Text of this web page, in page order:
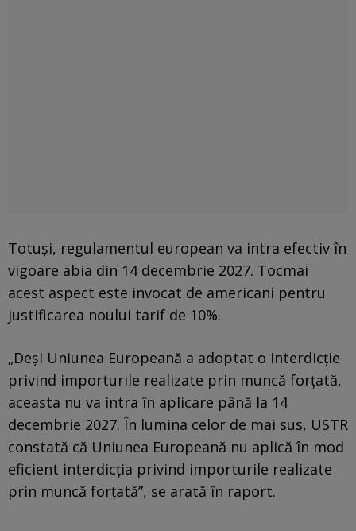
Totuși, regulamentul european va intra efectiv în
vigoare abia din 14 decembrie 2027. Tocmai
acest aspect este invocat de americani pentru
justificarea noului tarif de 10%.
„Deși Uniunea Europeană a adoptat o interdicție
privind importurile realizate prin muncă forțată,
aceasta nu va intra în aplicare până la 14
decembrie 2027. În lumina celor de mai sus, USTR
constată că Uniunea Europeană nu aplică în mod
eficient interdicția privind importurile realizate
prin muncă forțată”, se arată în raport.